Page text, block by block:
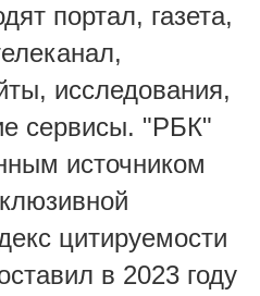
портал, газета,
исследования,
сервисы. "РБК"
источником
цитируемости
в 2023 году